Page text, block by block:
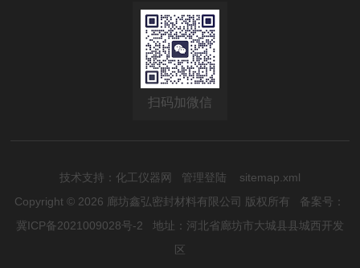
扫码加微信
技术支持： 化工仪器网 管理登陆
sitemap.xml
Copyright © 2026 廊坊鑫弘密封材料有限公司 版权所有 备案号：
冀ICP备2021009028号-2 地址：河北省廊坊市大城县县城西开发
区